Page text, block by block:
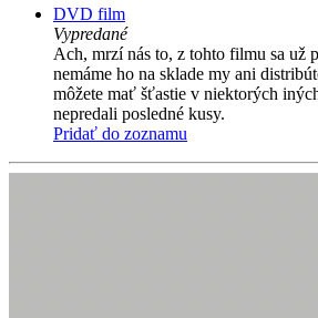
DVD film
Vypredané
Ach, mrzí nás to, z tohto filmu sa už
nemáme ho na sklade my ani
môžete mať šťastie v niektorých
nepredali posledné kusy.
Pridať do zoznamu